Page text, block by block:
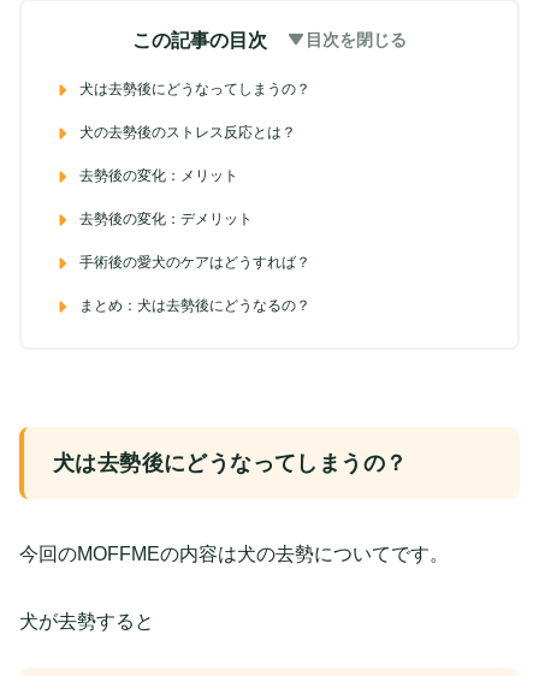
この記事の目次 目次を閉じる
犬は去勢後にどうなってしまうの？
犬の去勢後のストレス反応とは？
去勢後の変化：メリット
去勢後の変化：デメリット
手術後の愛犬のケアはどうすれば？
まとめ：犬は去勢後にどうなるの？
犬は去勢後にどうなってしまうの？
今回のMOFFMEの内容は犬の去勢についてです。
犬が去勢すると